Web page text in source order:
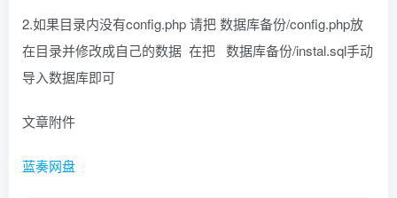
2.如果目录内没有config.php 请把 数据库备份/config.php放
在目录并修改成自己的数据 在把 数据库备份/instal.sql手动
导入数据库即可
文章附件
蓝奏网盘